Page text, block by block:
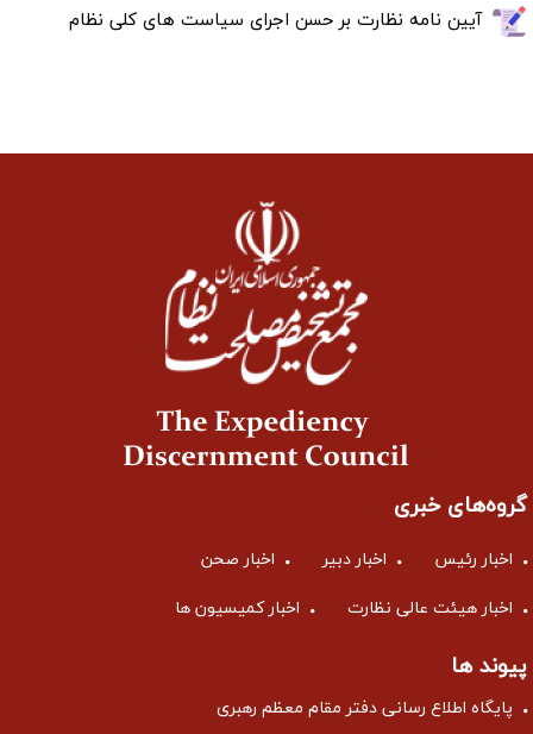
آیین نامه نظارت بر حسن اجرای سیاست های کلی نظام
گروه‌های خبری
اخبار رئیس اخبار دبیر اخبار صحن
اخبار هیئت عالی نظارت اخبار کمیسیون ها
پیوند ها
پایگاه اطلاع رسانی دفتر مقام معظم رهبری